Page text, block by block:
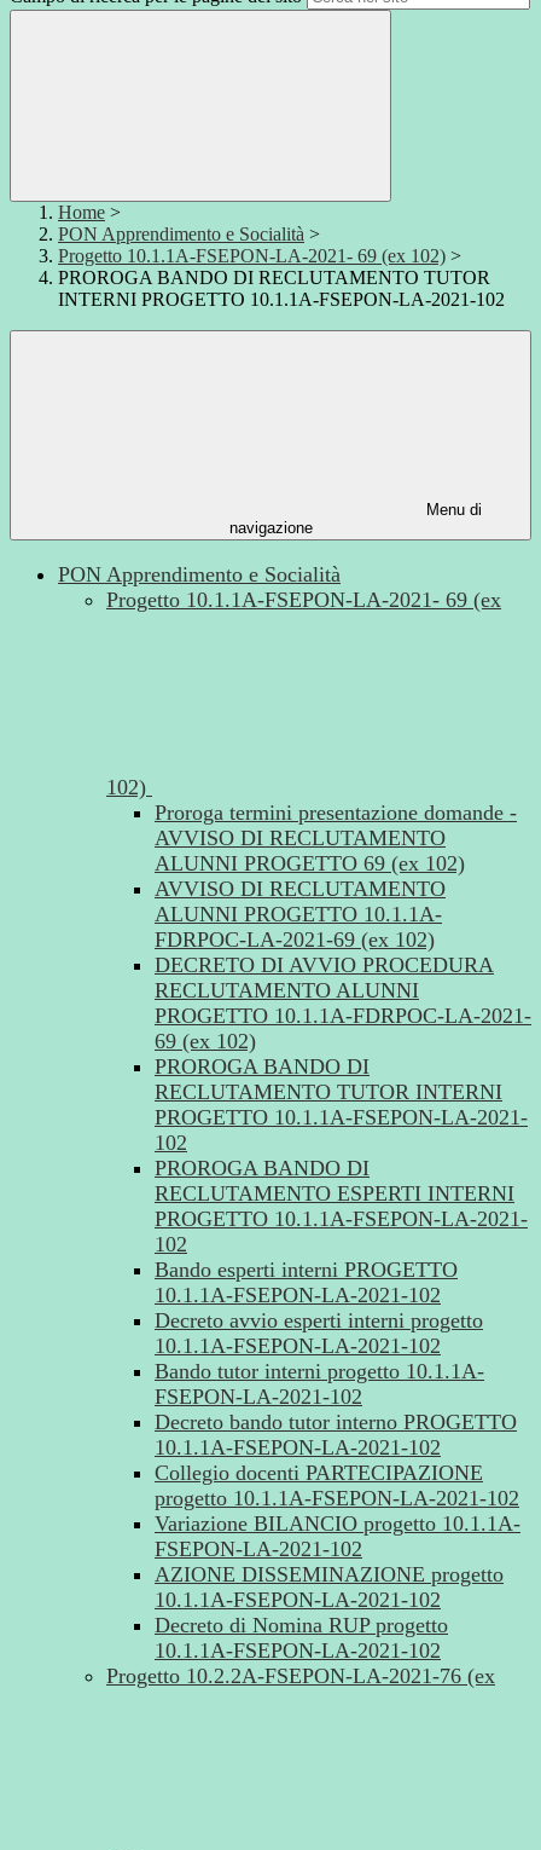
Home >
PON Apprendimento e Socialità >
Progetto 10.1.1A-FSEPON-LA-2021- 69 (ex 102) >
PROROGA BANDO DI RECLUTAMENTO TUTOR
INTERNI PROGETTO 10.1.1A-FSEPON-LA-2021-102
Menu di
navigazione
PON Apprendimento e Socialità
Progetto 10.1.1A-FSEPON-LA-2021- 69 (ex
102)
Proroga termini presentazione domande -
AVVISO DI RECLUTAMENTO
ALUNNI PROGETTO 69 (ex 102)
AVVISO DI RECLUTAMENTO
ALUNNI PROGETTO 10.1.1A-
FDRPOC-LA-2021-69 (ex 102)
DECRETO DI AVVIO PROCEDURA
RECLUTAMENTO ALUNNI
PROGETTO 10.1.1A-FDRPOC-LA-2021-
69 (ex 102)
PROROGA BANDO DI
RECLUTAMENTO TUTOR INTERNI
PROGETTO 10.1.1A-FSEPON-LA-2021-
102
PROROGA BANDO DI
RECLUTAMENTO ESPERTI INTERNI
PROGETTO 10.1.1A-FSEPON-LA-2021-
102
Bando esperti interni PROGETTO
10.1.1A-FSEPON-LA-2021-102
Decreto avvio esperti interni progetto
10.1.1A-FSEPON-LA-2021-102
Bando tutor interni progetto 10.1.1A-
FSEPON-LA-2021-102
Decreto bando tutor interno PROGETTO
10.1.1A-FSEPON-LA-2021-102
Collegio docenti PARTECIPAZIONE
progetto 10.1.1A-FSEPON-LA-2021-102
Variazione BILANCIO progetto 10.1.1A-
FSEPON-LA-2021-102
AZIONE DISSEMINAZIONE progetto
10.1.1A-FSEPON-LA-2021-102
Decreto di Nomina RUP progetto
10.1.1A-FSEPON-LA-2021-102
Progetto 10.2.2A-FSEPON-LA-2021-76 (ex